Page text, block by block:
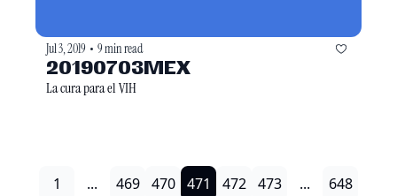
Jul 3, 2019 • 9 min read
20190703MEX
La cura para el VIH
1 ... 469 470 471 472 473 ... 648